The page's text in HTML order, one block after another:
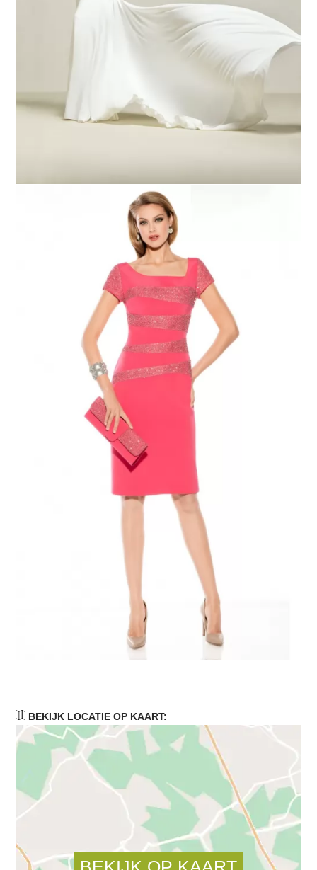
BEKIJK LOCATIE OP KAART: